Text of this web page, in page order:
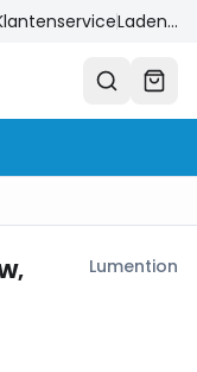
Laden...
Lumention